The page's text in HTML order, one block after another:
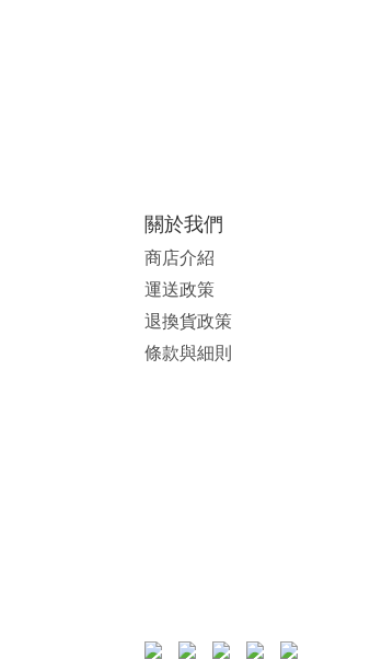
關於我們
商店介紹
運送政策
退換貨政策
條款與細則